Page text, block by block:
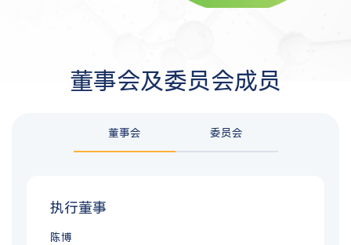
董事会及委员会成员
董事会 委员会
执行董事
陈博